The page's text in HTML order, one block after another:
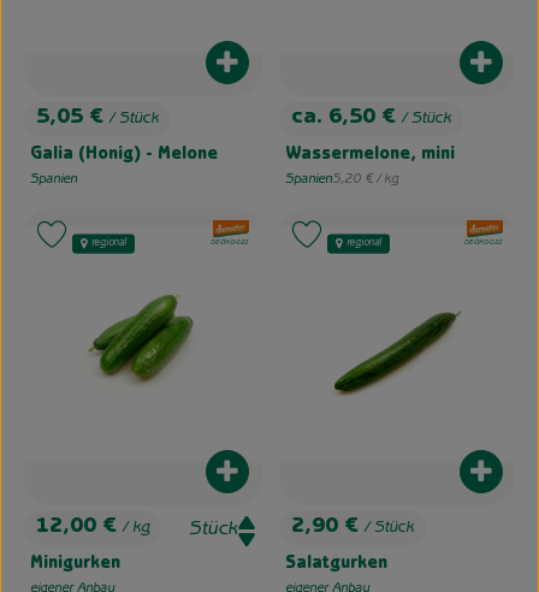
5,05 €/ Stück
Galia (Honig) - Melone
, Herkunft:
Spanien
Produkt zum Warenkorb hinzufügen
ca. 6,50 €/ Stück
Wassermelone, mini
, Herkunft:
Spanien, Referenzpreis:
5,20 € / kg
12,00 €/ kg
Minigurken
eigener Anbau
Produkt zum Warenkorb hinzufügen
, Verband:
, Kontrollstelle:
DE-ÖKO-022
regional
Produkt zu Favouriten hinzufügen
2,90 €/ Stück
Salatgurken
eigener Anbau
, Verband:
, Kontrollstelle:
DE-ÖKO-022
regional
Produkt zu Favouriten hinzufügen